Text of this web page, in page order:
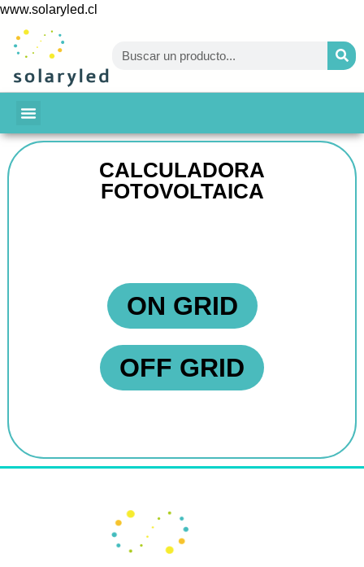
www.solaryled.cl
CALCULADORA
FOTOVOLTAICA
ON GRID
OFF GRID